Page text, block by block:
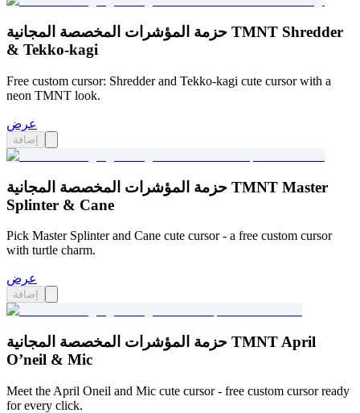
حزمة المؤشرات المخصصة المجانية TMNT Shredder
& Tekko-kagi
Free custom cursor: Shredder and Tekko-kagi cute cursor with a
neon TMNT look.
عرض
إضافة
حزمة المؤشرات المخصصة المجانية TMNT Master
Splinter & Cane
Pick Master Splinter and Cane cute cursor - a free custom cursor
with turtle charm.
عرض
إضافة
حزمة المؤشرات المخصصة المجانية TMNT April
O’neil & Mic
Meet the April Oneil and Mic cute cursor - free custom cursor ready
for every click.